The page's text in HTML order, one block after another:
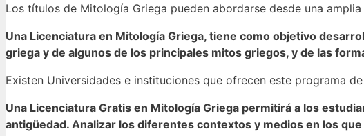
Los títulos de Mitología Griega pueden abordarse desde una
Una Licenciatura en Mitología Griega, tiene como objetivo
griega y de algunos de los principales mitos griegos, y de las
Existen Universidades e instituciones que ofrecen este programa
Una Licenciatura Gratis en Mitología Griega permitirá a los
antigüedad. Analizar los diferentes contextos y medios en los